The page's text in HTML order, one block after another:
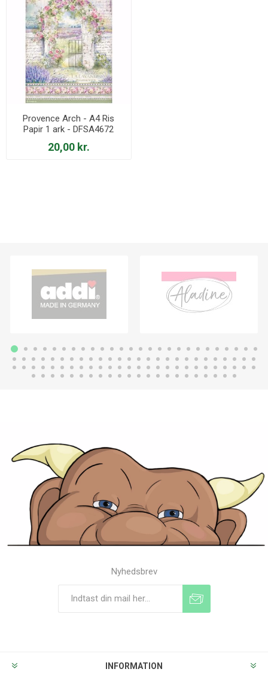
Provence Arch - A4 Ris
Papir 1 ark - DFSA4672
20,00 kr.
Nyhedsbrev
INFORMATION